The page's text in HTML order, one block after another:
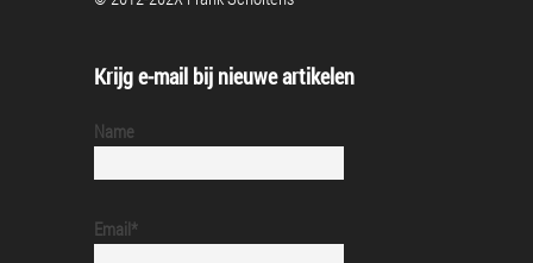
Krijg e-mail bij nieuwe artikelen
Name
Email*